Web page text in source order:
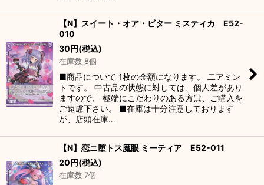
【N】スイート・オア・ビター ミスティカ E52-
010
30円(税込)
在庫数 8個
■商品について 1枚の金額になります。 二アミン
トです。 中古品の状態に対しては、個人差があり
ますので、 極端にこだわりのある方は、ご購入を
ご遠慮下さい。 ■在庫は十分注意しております
が、店頭在庫…
【N】恋ニ堕トス魔眼 ミーティア E52-011
20円(税込)
在庫数 7個